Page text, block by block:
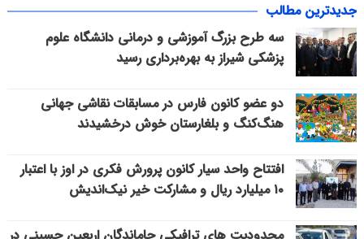
جدیدترین مطالب
سه طرح بزرگ آموزشی و درمانی دانشگاه علوم
پزشکی شیراز به بهره‌برداری رسید
دو عضو کانون فارس در مسابقات نقاشی جهانی
هنگ‌کنگ و بلغارستان خوش درخشیدند
افتتاح واحد سیار کانون پرورش فکری در اوز با اعتبار
۱۰ میلیارد ریال و مشارکت خیر نیک‌اندیش